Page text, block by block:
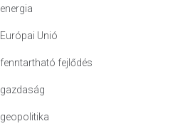
energia
Európai Unió
fenntartható fejlődés
gazdaság
geopolitika